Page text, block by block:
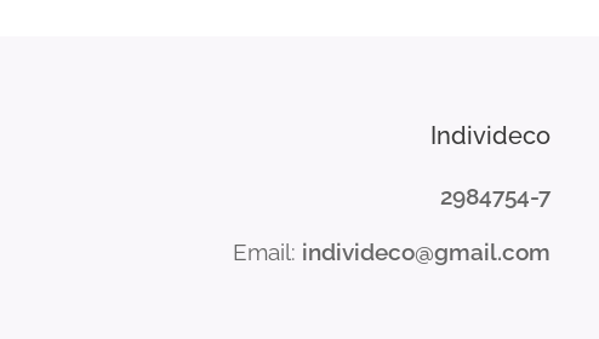
Individeco
2984754-7
Email: individeco@gmail.com